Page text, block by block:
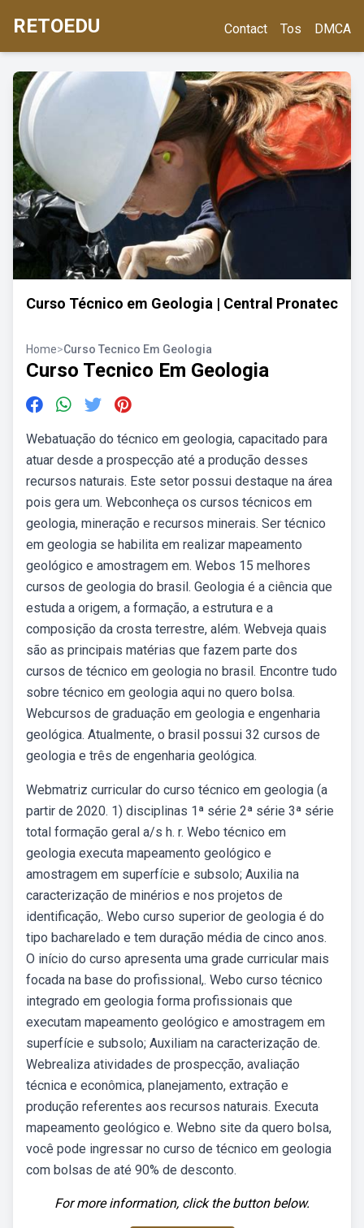
RETOEDU Contact Tos DMCA
Curso Técnico em Geologia | Central Pronatec
Home>Curso Tecnico Em Geologia
Curso Tecnico Em Geologia
Webatuação do técnico em geologia, capacitado para
atuar desde a prospecção até a produção desses
recursos naturais. Este setor possui destaque na área
pois gera um. Webconheça os cursos técnicos em
geologia, mineração e recursos minerais. Ser técnico
em geologia se habilita em realizar mapeamento
geológico e amostragem em. Webos 15 melhores
cursos de geologia do brasil. Geologia é a ciência que
estuda a origem, a formação, a estrutura e a
composição da crosta terrestre, além. Webveja quais
são as principais matérias que fazem parte dos
cursos de técnico em geologia no brasil. Encontre tudo
sobre técnico em geologia aqui no quero bolsa.
Webcursos de graduação em geologia e engenharia
geológica. Atualmente, o brasil possui 32 cursos de
geologia e três de engenharia geológica.
Webmatriz curricular do curso técnico em geologia (a
partir de 2020. 1) disciplinas 1ª série 2ª série 3ª série
total formação geral a/s h. r. Webo técnico em
geologia executa mapeamento geológico e
amostragem em superfície e subsolo; Auxilia na
caracterização de minérios e nos projetos de
identificação,. Webo curso superior de geologia é do
tipo bacharelado e tem duração média de cinco anos.
O início do curso apresenta uma grade curricular mais
focada na base do profissional,. Webo curso técnico
integrado em geologia forma profissionais que
executam mapeamento geológico e amostragem em
superfície e subsolo; Auxiliam na caracterização de.
Webrealiza atividades de prospecção, avaliação
técnica e econômica, planejamento, extração e
produção referentes aos recursos naturais. Executa
mapeamento geológico e. Webno site da quero bolsa,
você pode ingressar no curso de técnico em geologia
com bolsas de até 90% de desconto.
For more information, click the button below.